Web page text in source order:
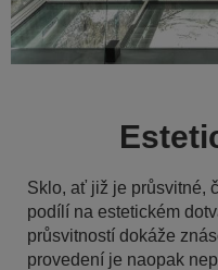
Sklo, ať již je průsvitné,
podílí na estetickém
průsvitností dokáže
provedení je naopak